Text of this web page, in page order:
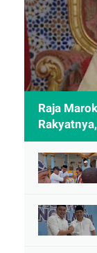
Raja